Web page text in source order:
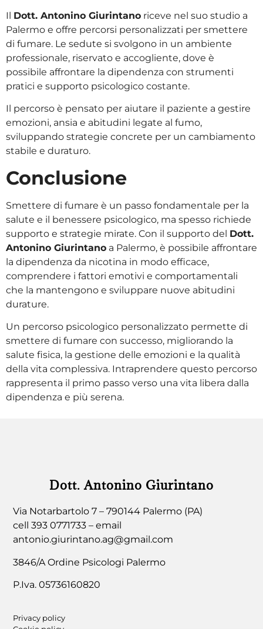
Il Dott. Antonino Giurintano riceve nel suo studio a
Palermo e offre percorsi personalizzati per smettere
di fumare. Le sedute si svolgono in un ambiente
professionale, riservato e accogliente, dove è
possibile affrontare la dipendenza con strumenti
pratici e supporto psicologico costante.
Il percorso è pensato per aiutare il paziente a gestire
emozioni, ansia e abitudini legate al fumo,
sviluppando strategie concrete per un cambiamento
stabile e duraturo.
Conclusione
Smettere di fumare è un passo fondamentale per la
salute e il benessere psicologico, ma spesso richiede
supporto e strategie mirate. Con il supporto del Dott.
Antonino Giurintano a Palermo, è possibile affrontare
la dipendenza da nicotina in modo efficace,
comprendere i fattori emotivi e comportamentali
che la mantengono e sviluppare nuove abitudini
durature.
Un percorso psicologico personalizzato permette di
smettere di fumare con successo, migliorando la
salute fisica, la gestione delle emozioni e la qualità
della vita complessiva. Intraprendere questo percorso
rappresenta il primo passo verso una vita libera dalla
dipendenza e più serena.
Dott. Antonino Giurintano
Via Notarbartolo 7 – 790144 Palermo (PA)
cell 393 0771733 – email
antonio.giurintano.ag@gmail.com
3846/A Ordine Psicologi Palermo
P.Iva. 05736160820
Privacy policy